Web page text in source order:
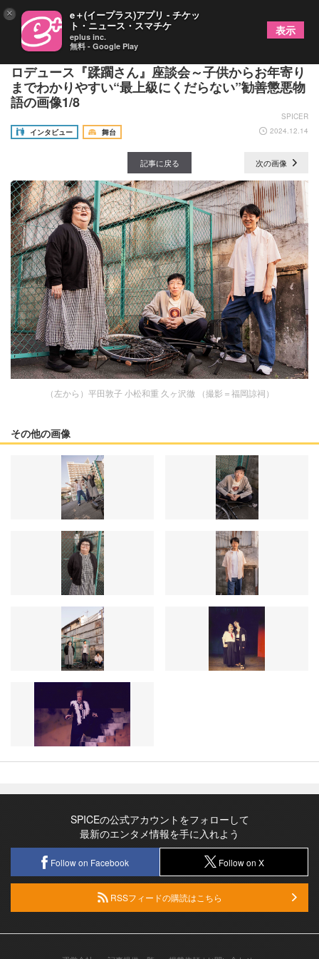
小松和重×平田敦子×久ヶ沢徹 サモ・アリナンズプ
ロデュース『蹂躙さん』座談会～子供からお年寄り
までわかりやすい“最上級にくだらない”勧善懲悪物
語の画像1/8
SPICER
インタビュー
舞台 2024.12.14
記事に戻る 次の画像
（左から）平田敦子 小松和重 久ヶ沢徹 （撮影＝福岡諒祠）
その他の画像
SPICEの公式アカウントをフォローして
最新のエンタメ情報を手に入れよう
Follow on Facebook Follow on X
RSSフィードの購読はこちら
× e＋(イープラス)アプリ - チケッ
ト・ニュース・スマチケ
eplus inc.
無料 - Google Play
表示